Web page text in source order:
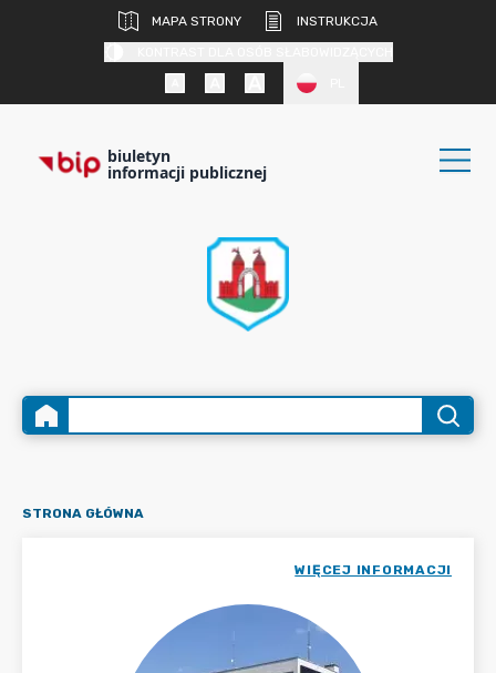
MAPA STRONY
INSTRUKCJA
biuletyn
informacji publicznej
STRONA GŁÓWNA
WIĘCEJ INFORMACJI